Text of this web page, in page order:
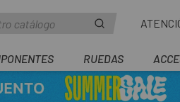
RUEDAS